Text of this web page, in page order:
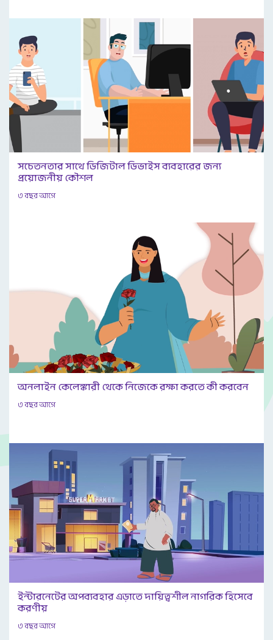
সচেতনতার সাথে ডিজিটাল ডিভাইস ব্যবহারের জন্য
প্রয়োজনীয় কৌশল
৩ বছর আগে
অনলাইন কেলেঙ্কারী থেকে নিজেকে রক্ষা করতে কী করবেন
৩ বছর আগে
ইন্টারনেটের অপব্যবহার এড়াতে দায়িত্বশীল নাগরিক হিসেবে
করণীয়
৩ বছর আগে